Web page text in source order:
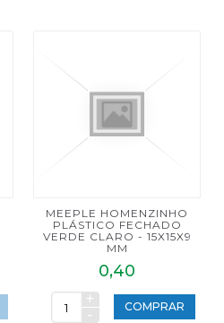
MEEPLE HOMENZINHO
PLÁSTICO FECHADO
VERDE CLARO - 15X15X9
MM
0,40
+
-
COMPRAR